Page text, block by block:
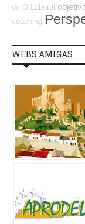
de O.Laboral
coaching
WEBS AMIGAS